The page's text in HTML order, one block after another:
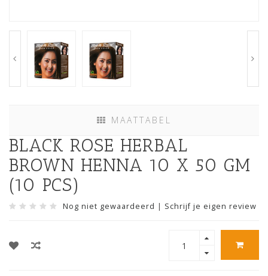
MAATTABEL
BLACK ROSE HERBAL
BROWN HENNA 10 X 50 GM
(10 PCS)
Nog niet gewaardeerd | Schrijf je eigen review